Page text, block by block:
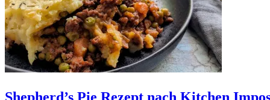
Shepherd’s Pie Rezept nach Kitchen